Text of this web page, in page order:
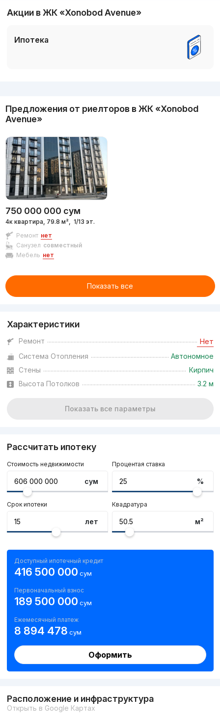
Акции в ЖК «Xonobod Avenue»
Ипотека
Предложения от риелторов в ЖК «Xonobod
Avenue»
750 000 000 сум
4к квартира, 79.8 м², 1/13 эт.
Ремонт нет
Санузел совместный
Мебель нет
Показать все
Характеристики
Ремонт Нет
Система Отопления
Автономное
Стены
Кирпич
Высота Потолков
3.2 м
Показать все параметры
Рассчитать ипотеку
Стоимость недвижимости
сум
Срок ипотеки
лет
Процентая ставка
%
Квадратура
м²
Доступный ипотечный кредит
416 500 000 сум
Первоначальный взнос
189 500 000 сум
Ежемесячный платеж
8 894 478 сум
Оформить
Расположение и инфраструктура
Открыть в Google Картах